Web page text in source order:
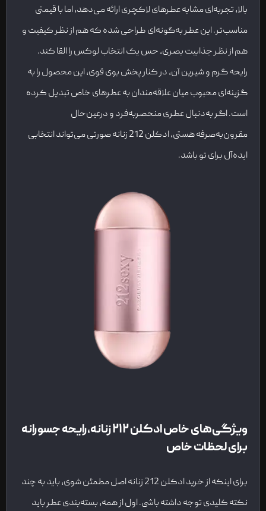
بالا، تجربه‌ای مشابه عطرهای لاکچری ارائه می‌دهد، اما با قیمتی
مناسب‌تر. این عطر به‌گونه‌ای طراحی شده که هم از نظر کیفیت و
هم از نظر جذابیت بصری، حس یک انتخاب لوکس را القا کند.
رایحه گرم و شیرین آن، در کنار پخش بوی قوی، این محصول را به
گزینه‌ای محبوب میان علاقه‌مندان به عطرهای خاص تبدیل کرده
است. اگر به‌دنبال عطری منحصربه‌فرد و درعین‌حال
مقرون‌به‌صرفه هستی، ادکلن 212 زنانه صورتی می‌تواند انتخابی
ایده‌آل برای تو باشد.
ویژگی‌های خاص ادکلن ۲۱۲ زنانه،رایحه جسورانه
برای لحظات خاص
برای اینکه از خرید ادکلن 212 زنانه اصل مطمئن شوی، باید به چند
نکته کلیدی توجه داشته باشی. اول از همه، بسته‌بندی عطر باید